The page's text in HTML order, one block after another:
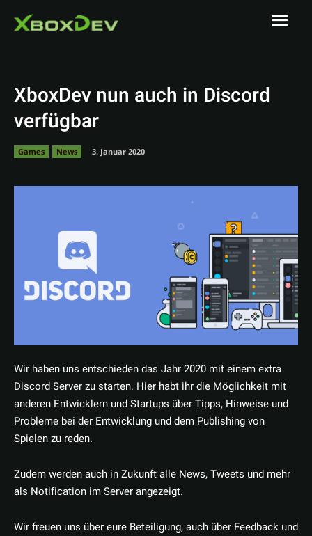
XboxDev nun auch in Discord
verfügbar
Games News 3. Januar 2020
Wir haben uns entschieden das Jahr 2020 mit einem extra
Discord Server zu starten. Hier habt ihr die Möglichkeit mit
anderen Entwicklern und Startups über Tipps, Hinweise und
Probleme bei der Entwicklung und dem Publishing von
Spielen zu reden.
Zudem werden auch in Zukunft alle News, Tweets und mehr
als Notification im Server angezeigt.
Wir freuen uns über eure Beteiligung, auch über Feedback und